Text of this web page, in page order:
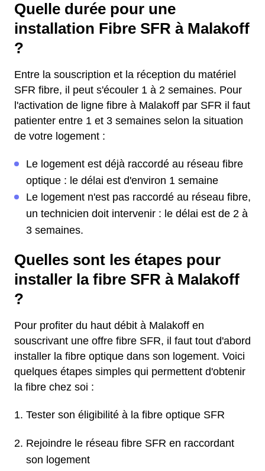
Quelle durée pour une
installation Fibre SFR à Malakoff
?
Entre la souscription et la réception du matériel
SFR fibre, il peut s'écouler 1 à 2 semaines. Pour
l'activation de ligne fibre à Malakoff par SFR il faut
patienter entre 1 et 3 semaines selon la situation
de votre logement :
Le logement est déjà raccordé au réseau fibre
optique : le délai est d'environ 1 semaine
Le logement n'est pas raccordé au réseau fibre,
un technicien doit intervenir : le délai est de 2 à
3 semaines.
Quelles sont les étapes pour
installer la fibre SFR à Malakoff
?
Pour profiter du haut débit à Malakoff en
souscrivant une offre fibre SFR, il faut tout d'abord
installer la fibre optique dans son logement. Voici
quelques étapes simples qui permettent d'obtenir
la fibre chez soi :
Tester son éligibilité à la fibre optique SFR
Rejoindre le réseau fibre SFR en raccordant
son logement